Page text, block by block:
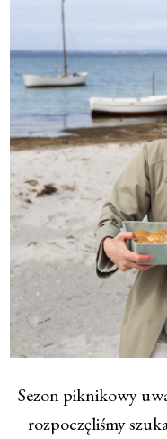
Sezon piknikowy
rozpoczęliśmy